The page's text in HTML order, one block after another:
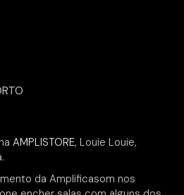
AMPLISTORE, Louie Louie,
da Amplificasom nos